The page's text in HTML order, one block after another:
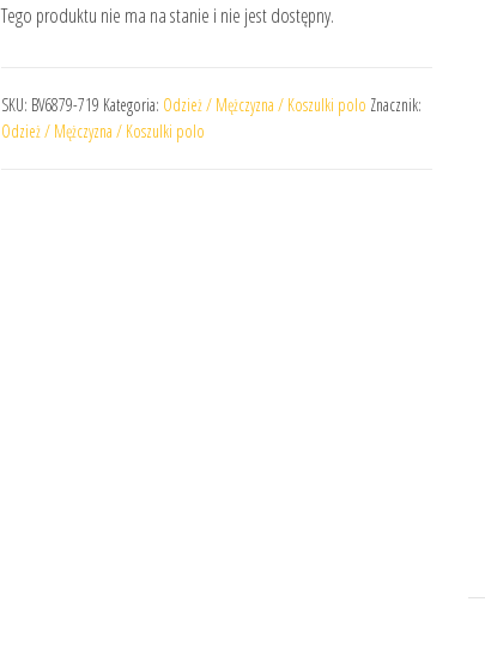
Tego produktu nie ma na stanie i nie jest dostępny.
SKU: BV6879-719 Kategoria: Odzież / Mężczyzna / Koszulki polo Znacznik:
Odzież / Mężczyzna / Koszulki polo